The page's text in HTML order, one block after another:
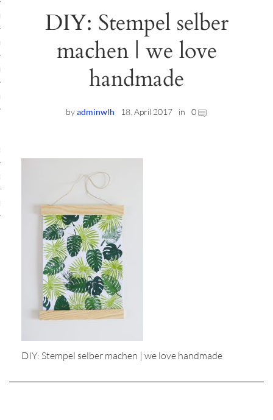
Workshops
Location
Workshops
DIY: Stempel selber
machen | we love
handmade
byadminwlh 18. April 2017 in 0
DIY: Stempel selber machen | we love handmade